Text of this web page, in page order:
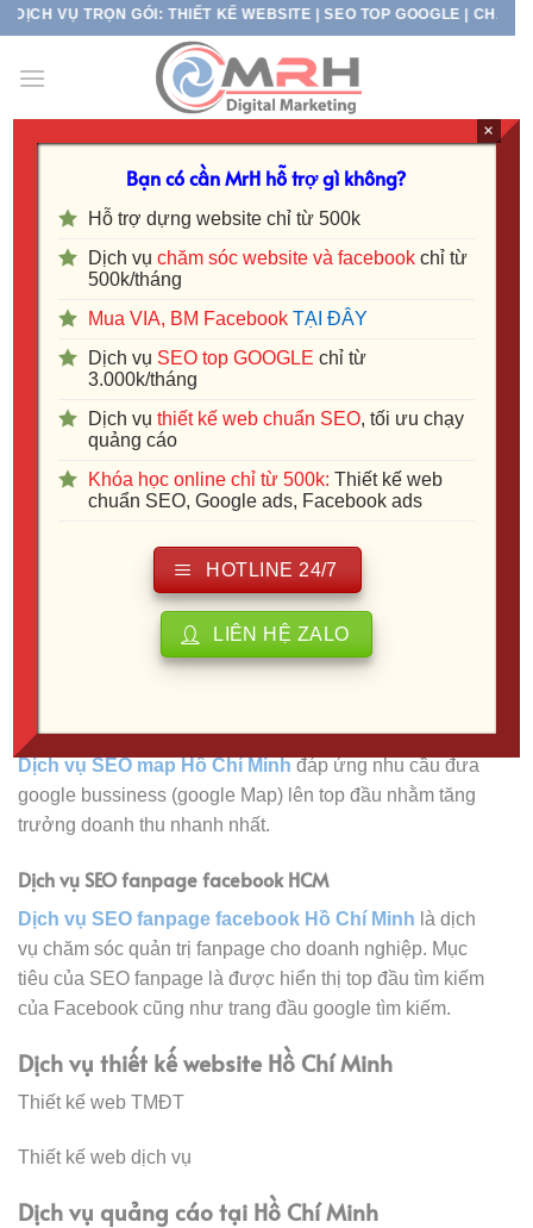
Skip
content
VỤ TRỌN GÓI: THIẾT KẾ WEBSITE | SEO TOP GOOGLE | CHẠY
Dịch vụ Marketing tại Hồ Chí Minh
Dịch vụ marketing tại Hồ Chí Minh
như một phòng marketing thuê ngoài với đầy đủ chức
năng đáp ứng mọi nhu cầu marketing của doanh nghiệp.
Dịch vụ SEO tại Hồ Chí Minh
Dịch vụ SEO tại Hồ Chí minh là dịch vụ tiếp nhận SEO
Dịch vụ SEO website HCM
Dịch vụ SEO website tại Hồ Chí Minh
các doanh nghiệp lớn nhỏ nhu cầu lên top tìm kiếm
nhằm mục tiêu tăng trưởng khách hàng, tăng độ hiện
diện thương hiệu trên thị trường địa phương.
Dịch vụ SEO map Hồ Chí Minh đáp ứng nhu cầu đưa
google bussiness (google Map) lên top đầu nhằm tăng
trưởng doanh thu nhanh nhất.
Dịch vụ SEO fanpage facebook HCM
Dịch vụ SEO fanpage facebook Hồ Chí Minh là dịch
vụ chăm sóc quản trị fanpage cho doanh nghiệp. Mục
tiêu của SEO fanpage là được hiển thị top đầu tìm kiếm
của Facebook cũng như trang đầu google tìm kiếm.
Dịch vụ thiết kế website Hồ Chí Minh
Thiết kế web TMĐT
Thiết kế web dịch vụ
Dịch vụ quảng cáo tại Hồ Chí Minh
Bạn có cần MrH hỗ trợ gì không?
Hỗ trợ dựng website chỉ từ 500k
Dịch vụ chăm sóc website và facebookchỉ từ
500k/tháng
Mua VIA, BM Facebook TẠI ĐÂY
Dịch vụ SEO top GOOGLE chỉ từ
3.000k/tháng
Dịch vụ thiết kế web chuẩn SEO, tối ưu chạy
quảng cáo
Khóa học online chỉ từ 500k: Thiết kế web
chuẩn SEO, Google ads, Facebook ads
HOTLINE 24/7
LIÊN HỆ ZALO
×